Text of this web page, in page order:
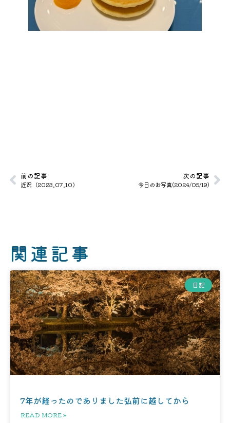
前の記事
近況（2023.07.10）
次の記事
今日のお写真(2024/05/19)
関連記事
日記
7年が経ったのでありました弘前に越してから
READ MORE »